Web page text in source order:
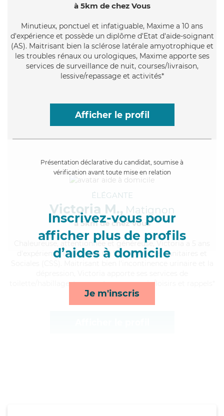
à 5km de chez Vous
Minutieux, ponctuel et infatiguable, Maxime a 10 ans
d'expérience et possède un diplôme d'Etat d'aide-soignant
(AS). Maitrisant bien la sclérose latérale amyotrophique et
les troubles rénaux ou urologiques, Maxime apporte ses
services de surveillance de nuit, courses/livraison,
lessive/repassage et activités*
Afficher le profil
Présentation déclarative du candidat, soumise à
vérification avant toute mise en relation
Inscrivez-vous pour
afficher plus de profils
d’aides à domicile
Je m'inscris
ÉLÉGANTE
Victoria M., Matignon
à 5km de chez Vous
, attentionnée et généreuse, Victoria a 5 ans
d'expérience et possède un BEP Carrières Sanitaires et
toilette/habillage, transports, compagnie/loisirs et rappels*